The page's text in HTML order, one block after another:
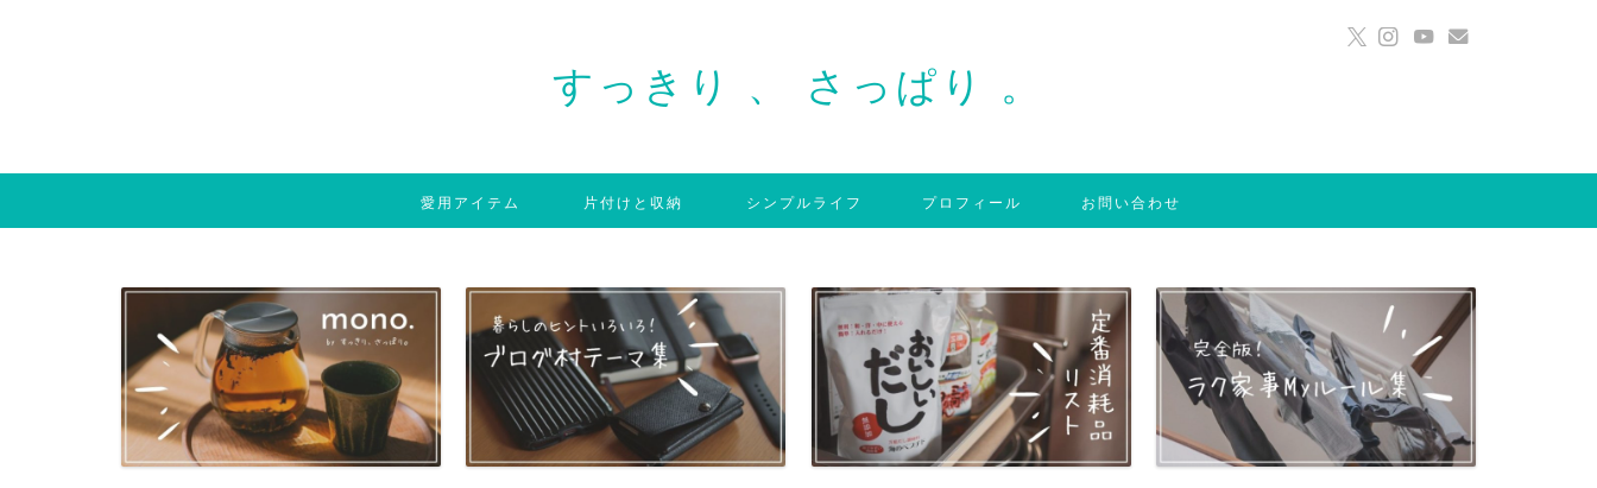
すっきり 、 さっぱり 。
愛用アイテム 片付けと収納 シンプルライフ プロフィール お問い合わせ